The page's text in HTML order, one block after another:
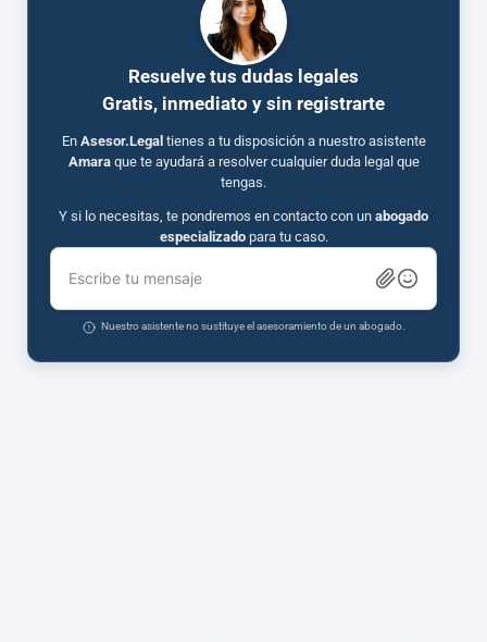
Resuelve tus dudas legales
Gratis, inmediato y sin registrarte
En Asesor.Legal tienes a tu disposición a nuestro asistente
Amaraque te ayudará a resolver cualquier duda legal que
tengas.
Y si lo necesitas, te pondremos en contacto con un abogado
especializadopara tu caso.
Escribe tu mensaje
Nuestro asistente no sustituye el asesoramiento de un abogado.